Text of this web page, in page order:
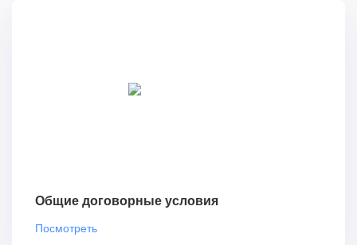
Общие договорные условия
Посмотреть